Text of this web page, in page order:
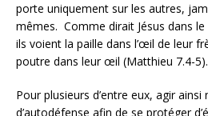
porte uniquement sur les autres,
mêmes. Comme dirait Jésus dans
ils voient la paille dans l’œil de leur
poutre dans leur œil (Matthieu 7.4-5).
Pour plusieurs d’entre eux, agir ainsi
d’autodéfense afin de se protéger